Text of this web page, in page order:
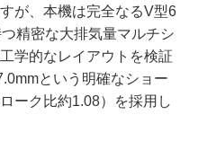
が、本機は完全なるV型6
精密な大排気量マルチシ
学的なレイアウトを検証
という明確なショー
ーク比約1.08）を採用し